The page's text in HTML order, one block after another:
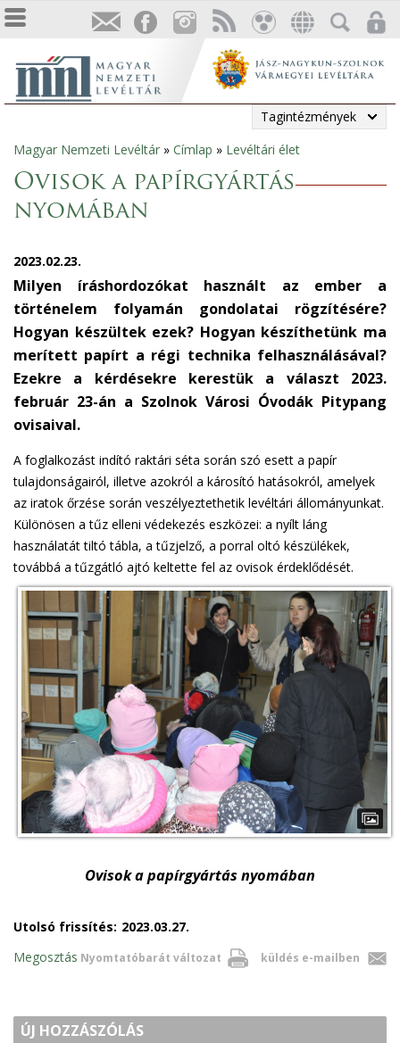
Tagintézmények
Jelenlegi
hely
Magyar Nemzeti Levéltár » Címlap » Levéltári élet
Ovisok a papírgyártás
nyomában
2023.02.23.
Milyen íráshordozókat használt az ember a
történelem folyamán gondolatai rögzítésére?
Hogyan készültek ezek? Hogyan készíthetünk ma
merített papírt a régi technika felhasználásával?
Ezekre a kérdésekre kerestük a választ 2023.
február 23-án a Szolnok Városi Óvodák Pitypang
ovisaival.
A foglalkozást indító raktári séta során szó esett a papír
tulajdonságairól, illetve azokról a károsító hatásokról, amelyek
az iratok őrzése során veszélyeztethetik levéltári állományunkat.
Különösen a tűz elleni védekezés eszközei: a nyílt láng
használatát tiltó tábla, a tűzjelző, a porral oltó készülékek,
továbbá a tűzgátló ajtó keltette fel az ovisok érdeklődését.
Ovisok a papírgyártás nyomában
Utolsó frissítés: 2023.03.27.
Nyomtatóbarát változat küldés e-mailben
Megosztás
ÚJ HOZZÁSZÓLÁS